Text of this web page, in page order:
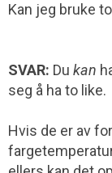
Kan jeg bruke
SVAR: Du kan
seg å ha to like.
Hvis de er av